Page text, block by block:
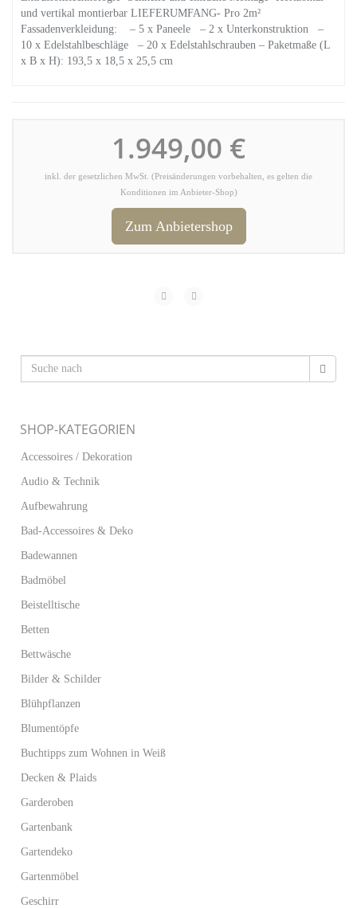
und vertikal montierbar LIEFERUMFANG- Pro 2m²
Fassadenverkleidung: – 5 x Paneele – 2 x Unterkonstruktion –
10 x Edelstahlbeschläge – 20 x Edelstahlschrauben – Paketmaße (L
x B x H): 193,5 x 18,5 x 25,5 cm
1.949,00 €
inkl. der gesetzlichen MwSt. (Preisänderungen vorbehalten, es gelten die
Konditionen im Anbieter-Shop)
Zum Anbietershop
SHOP-KATEGORIEN
Accessoires / Dekoration
Audio & Technik
Aufbewahrung
Bad-Accessoires & Deko
Badewannen
Badmöbel
Beistelltische
Betten
Bettwäsche
Bilder & Schilder
Blühpflanzen
Blumentöpfe
Buchtipps zum Wohnen in Weiß
Decken & Plaids
Garderoben
Gartenbank
Gartendeko
Gartenmöbel
Geschirr